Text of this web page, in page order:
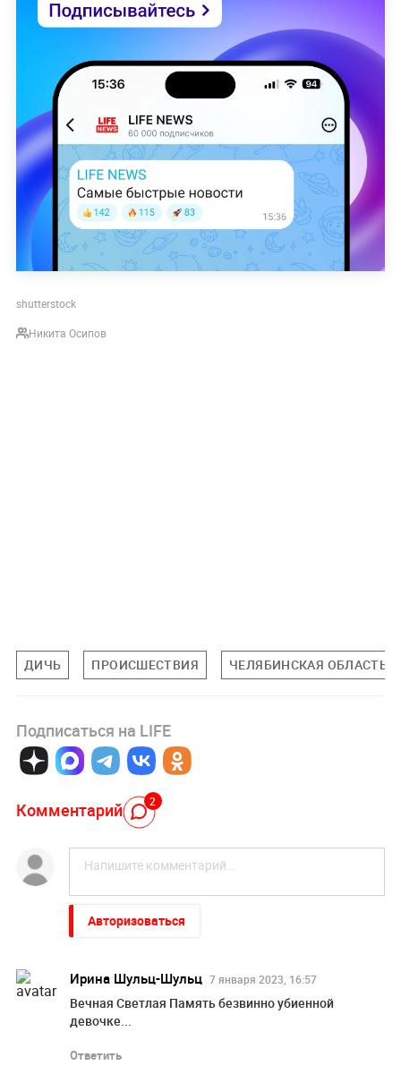
shutterstock
Никита Осипов
ДИЧЬ ПРОИСШЕСТВИЯ ЧЕЛЯБИНСКАЯ ОБЛАСТЬ
Подписаться на LIFE
Комментарий 2
Авторизоваться
Ирина Шульц-Шульц 7 января 2023, 16:57
Вечная Светлая Память безвинно убиенной
девочке...
Ответить